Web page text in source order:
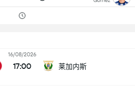
16/08/2026
17:00 莱加内斯